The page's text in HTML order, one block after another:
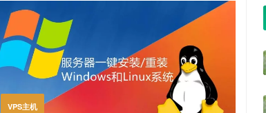
VPS主机